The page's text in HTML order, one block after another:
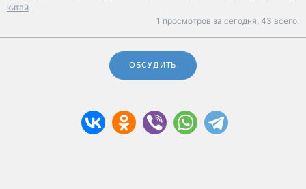
китай
1 просмотров за сегодня, 43 всего.
ОБСУДИТЬ